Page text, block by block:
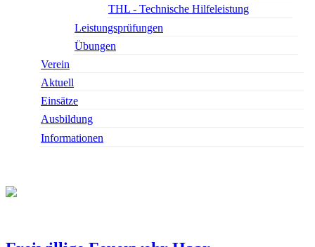
THL - Technische Hilfeleistung
Leistungsprüfungen
Übungen
Verein
Aktuell
Einsätze
Ausbildung
Informationen